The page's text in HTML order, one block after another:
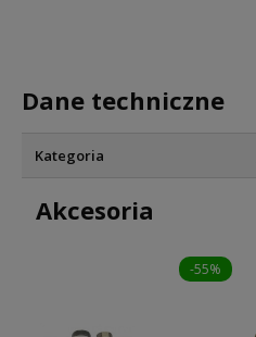
Dane techniczne
Kategoria
Akcesoria
-55%